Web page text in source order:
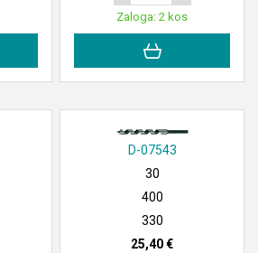
Zaloga: 2 kos
D-07543
30
400
330
25,40 €